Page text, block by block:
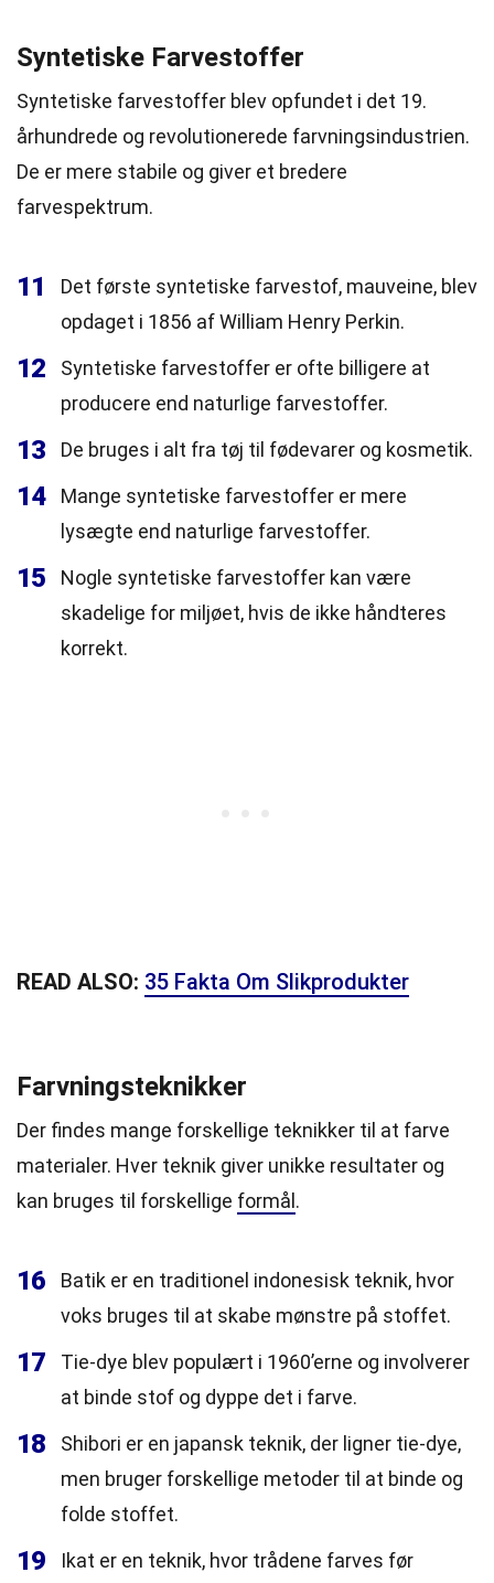
Syntetiske Farvestoffer
Syntetiske farvestoffer blev opfundet i det 19.
århundrede og revolutionerede farvningsindustrien.
De er mere stabile og giver et bredere
farvespektrum.
11
Det første syntetiske farvestof, mauveine, blev
opdaget i 1856 af William Henry Perkin.
12
Syntetiske farvestoffer er ofte billigere at
producere end naturlige farvestoffer.
13 De bruges i alt fra tøj til fødevarer og kosmetik.
14
Mange syntetiske farvestoffer er mere
lysægte end naturlige farvestoffer.
15
Nogle syntetiske farvestoffer kan være
skadelige for miljøet, hvis de ikke håndteres
korrekt.
READ ALSO: 35 Fakta Om Slikprodukter
Farvningsteknikker
Der findes mange forskellige teknikker til at farve
materialer. Hver teknik giver unikke resultater og
kan bruges til forskellige formål .
16
Batik er en traditionel indonesisk teknik, hvor
voks bruges til at skabe mønstre på stoffet.
17
Tie-dye blev populært i 1960’erne og involverer
at binde stof og dyppe det i farve.
18
Shibori er en japansk teknik, der ligner tie-dye,
men bruger forskellige metoder til at binde og
folde stoffet.
19
Ikat er en teknik, hvor trådene farves før